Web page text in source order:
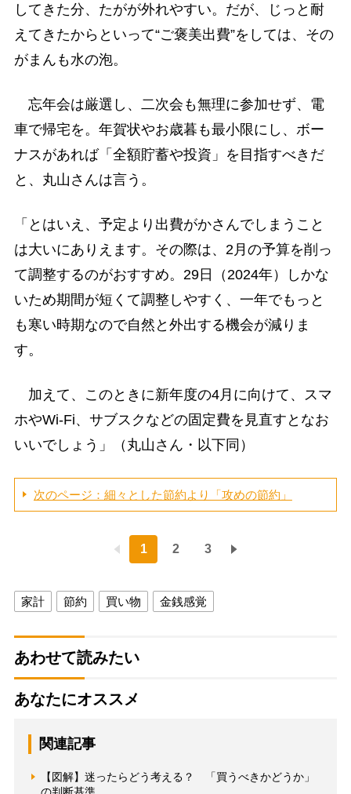
してきた分、たがが外れやすい。だが、じっと耐
えてきたからといって“ご褒美出費”をしては、その
がまんも水の泡。
忘年会は厳選し、二次会も無理に参加せず、電
車で帰宅を。年賀状やお歳暮も最小限にし、ボー
ナスがあれば「全額貯蓄や投資」を目指すべきだ
と、丸山さんは言う。
「とはいえ、予定より出費がかさんでしまうこと
は大いにありえます。その際は、2月の予算を削っ
て調整するのがおすすめ。29日（2024年）しかな
いため期間が短くて調整しやすく、一年でもっと
も寒い時期なので自然と外出する機会が減りま
す。
加えて、このときに新年度の4月に向けて、スマ
ホやWi-Fi、サブスクなどの固定費を見直すとなお
いいでしょう」（丸山さん・以下同）
次のページ：細々とした節約より「攻めの節約」
1 2 3
家計 節約 買い物 金銭感覚
あわせて読みたい
あなたにオススメ
関連記事
【図解】迷ったらどう考える？ 「買うべきかどうか」
の判断基準